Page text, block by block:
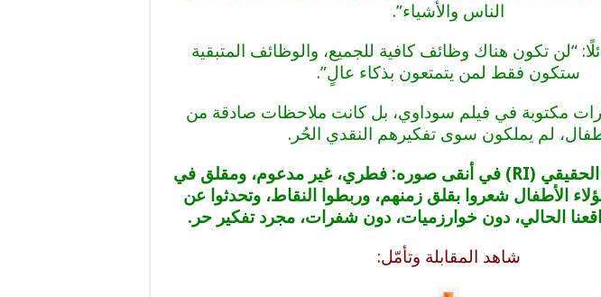
الناس والأشياء”.
“لن تكون هناك وظائف كافية للجميع، والوظائف المتبقية
ستكون فقط لمن يتمتعون بذكاء عالٍ”.
مكتوبة في فيلم سوداوي، بل كانت ملاحظات صادقة من
لم يملكون سوى تفكيرهم النقدي الحُر.
كان هذا هو الذكاء الحقيقي (RI) في أنقى صوره: فطري، غير مدعوم، ومقلق في
الأطفال شعروا بقلق زمنهم، وربطوا النقاط، وتحدثوا عن
الحالي، دون خوارزميات، دون شفرات، مجرد تفكير حر.
شاهد المقابلة وتأمّل: